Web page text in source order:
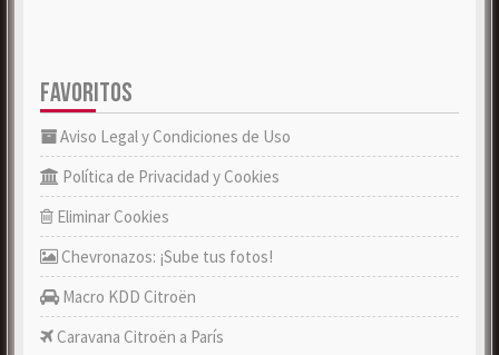
FAVORITOS
Aviso Legal y Condiciones de Uso
Política de Privacidad y Cookies
Eliminar Cookies
Chevronazos: ¡Sube tus fotos!
Macro KDD Citroën
Caravana Citroën a París